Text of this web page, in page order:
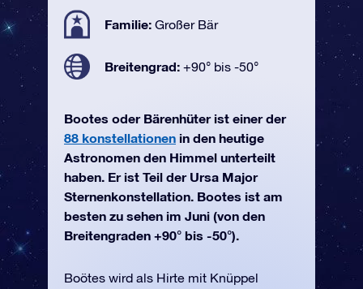
Familie: Großer Bär
Breitengrad: +90° bis -50°
Bootes oder Bärenhüter ist einer der
88 konstellationen in den heutige
Astronomen den Himmel unterteilt
haben. Er ist Teil der Ursa Major
Sternenkonstellation. Bootes ist am
besten zu sehen im Juni (von den
Breitengraden +90° bis -50°).
Boötes wird als Hirte mit Knüppel